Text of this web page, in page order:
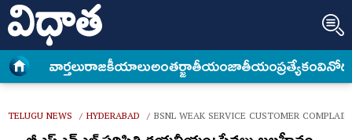
వార్త‌లురాజకీయాలుఅంత‌ర్జాతీయంజాతీయంప్రత్యేకం
TELUGU NEWS / HYDERABAD / BSNL WEAK SERVICE CUSTOMER